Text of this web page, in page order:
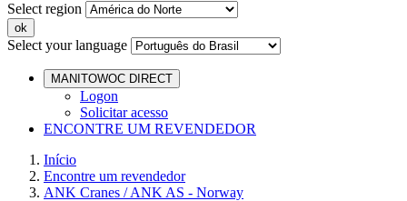
Select region
Select your language
MANITOWOC DIRECT
Logon
Solicitar acesso
ENCONTRE UM REVENDEDOR
Início
Encontre um revendedor
ANK Cranes / ANK AS - Norway